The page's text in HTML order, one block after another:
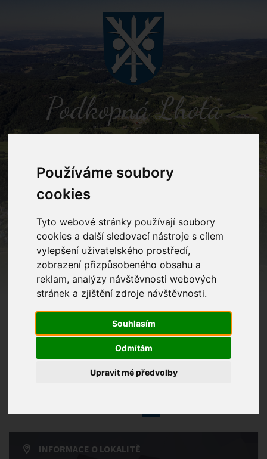
Používáme soubory
cookies
Tyto webové stránky používají soubory
cookies a další sledovací nástroje s cílem
vylepšení uživatelského prostředí,
zobrazení přizpůsobeného obsahu a
reklam, analýzy návštěvnosti webových
stránek a zjištění zdroje návštěvnosti.
Souhlasím
Odmítám
Upravit mé předvolby
Podkopná Lhota
Home Fotogalerie
INFORMACE O LOKALITĚ